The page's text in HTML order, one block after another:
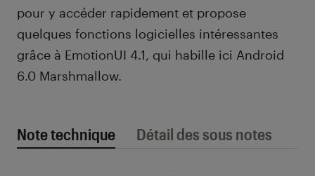
pour y accéder rapidement et propose
quelques fonctions logicielles intéressantes
grâce à EmotionUI 4.1, qui habille ici Android
6.0 Marshmallow.
Note technique Détail des sous notes